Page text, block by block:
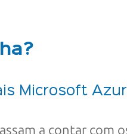
Microsoft
a contar com